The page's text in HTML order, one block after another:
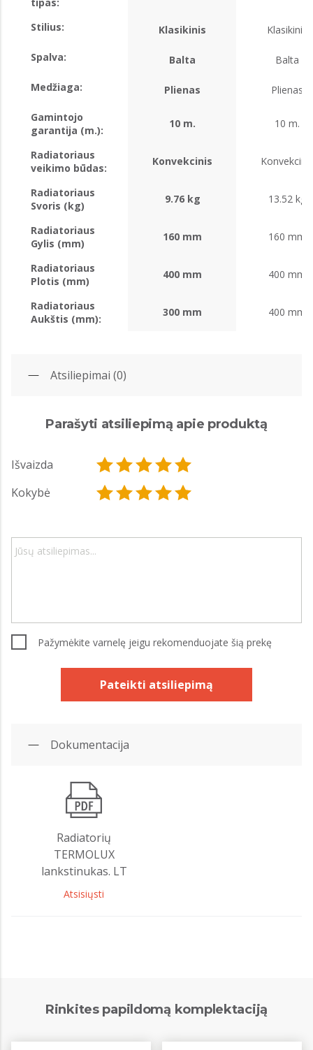
Stilius: Klasikinis Klasikinis
Spalva: Balta Balta
Medžiaga: Plienas Plienas
Gamintojo
garantija (m.):
10 m. 10 m.
Radiatoriaus
veikimo būdas:
Konvekcinis Konvekcinis
Radiatoriaus
Svoris (kg)
9.76 kg 13.52 kg
Radiatoriaus
Gylis (mm)
160 mm 160 mm
Radiatoriaus
Plotis (mm)
400 mm 400 mm
Radiatoriaus
Aukštis (mm):
300 mm 400 mm
Atsiliepimai (0)
Parašyti atsiliepimą apie produktą
Išvaizda
Kokybė
Pažymėkite varnelę jeigu rekomenduojate šią prekę
Pateikti atsiliepimą
Dokumentacija
Radiatorių
TERMOLUX
lankstinukas. LT
Atsisiųsti
Rinkites papildomą komplektaciją